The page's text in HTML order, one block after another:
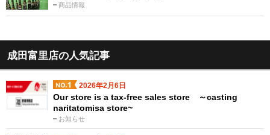
商品情報
成田富里店の人気記事
2026年2月6日
お知らせ
Our store is a tax-free sales store ～casting
naritatomisa store~